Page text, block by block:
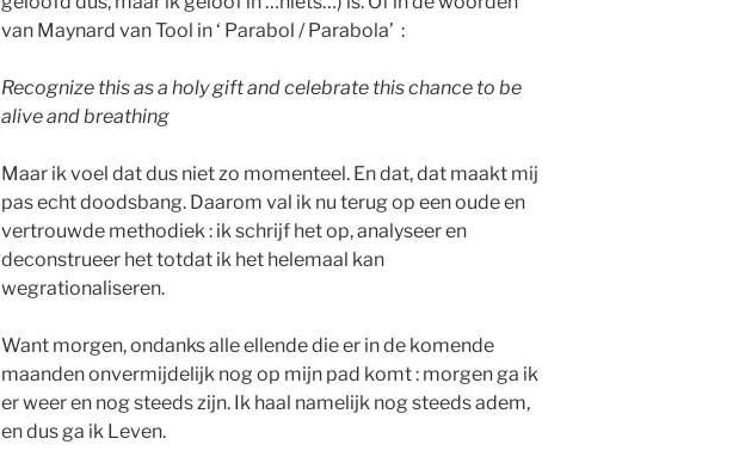
van Maynard van Tool in ‘ Parabol / Parabola’ :
Recognize this as a holy gift and celebrate this chance to be
alive and breathing
Maar ik voel dat dus niet zo momenteel. En dat, dat maakt mij
pas echt doodsbang. Daarom val ik nu terug op een oude en
vertrouwde methodiek : ik schrijf het op, analyseer en
deconstrueer het totdat ik het helemaal kan
wegrationaliseren.
Want morgen, ondanks alle ellende die er in de komende
maanden onvermijdelijk nog op mijn pad komt : morgen ga ik
er weer en nog steeds zijn. Ik haal namelijk nog steeds adem,
en dus ga ik Leven.